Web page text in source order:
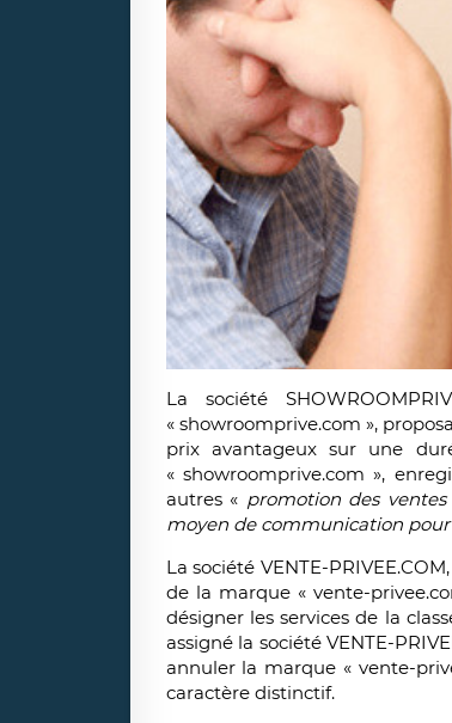
La société
« showroomprive.com »,
prix avantageux sur une
« showroomprive.com »,
autres « promotion des
moyen de communication
La société VENTE-
de la marque « vente-
désigner les services de la
assigné la société VENTE-
annuler la marque « vente-
caractère distinctif.